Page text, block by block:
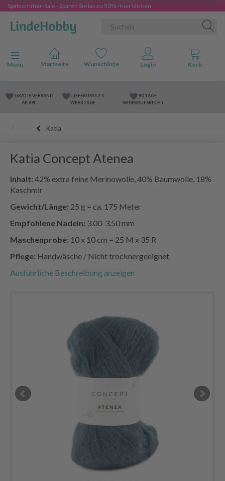
Spätsommer-Sale - Sparen Sie bis zu 50% - hier klicken
Anzeige ändern
Menü
GRATIS VERSAND
AB 69€
LIEFERUNG 2-4
WERKTAGE
90 TAGE
WIDERRUFSRECHT
Katia
Katia Concept Atenea
Inhalt: 42% extra feine Merinowolle, 40% Baumwolle, 18%
Kaschmir
Gewicht/Länge: 25 g = ca. 175 Meter
Empfohlene Nadeln: 3.00-3.50 mm
Maschenprobe: 10 x 10 cm = 25 M x 35 R
Pflege: Handwäsche / Nicht trocknergeeignet
Ausführliche Beschreibung anzeigen